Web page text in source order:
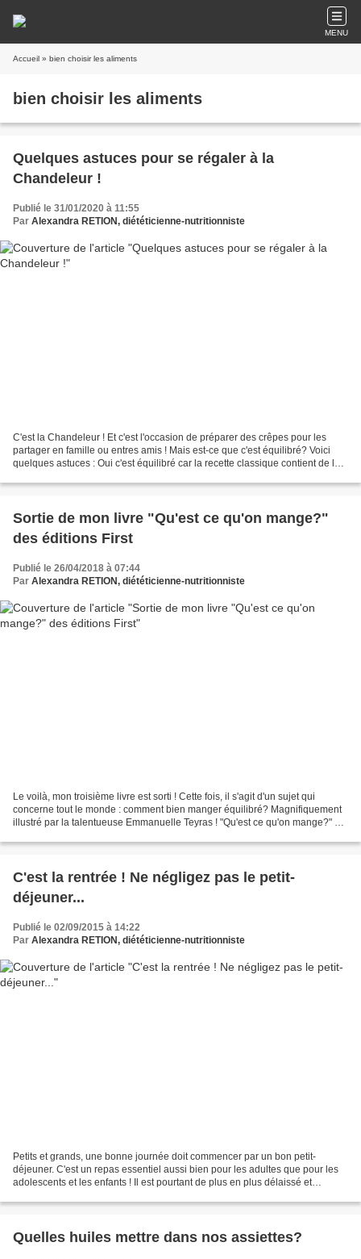
MENU
Accueil » bien choisir les aliments
bien choisir les aliments
Quelques astuces pour se régaler à la
Chandeleur !
Publié le 31/01/2020 à 11:55
Par Alexandra RETION, diététicienne-nutritionniste
C'est la Chandeleur ! Et c'est l'occasion de préparer des crêpes pour les
partager en famille ou entres amis ! Mais est-ce que c'est équilibré? Voici
quelques astuces : Oui c'est équilibré car la recette classique contient de la
Sortie de mon livre "Qu'est ce qu'on mange?"
des éditions First
Publié le 26/04/2018 à 07:44
Par Alexandra RETION, diététicienne-nutritionniste
Le voilà, mon troisième livre est sorti ! Cette fois, il s'agit d'un sujet qui
concerne tout le monde : comment bien manger équilibré? Magnifiquement
illustré par la talentueuse Emmanuelle Teyras ! "Qu'est ce qu'on mange?" est
C'est la rentrée ! Ne négligez pas le petit-
déjeuner...
Publié le 02/09/2015 à 14:22
Par Alexandra RETION, diététicienne-nutritionniste
Petits et grands, une bonne journée doit commencer par un bon petit-
déjeuner. C'est un repas essentiel aussi bien pour les adultes que pour les
adolescents et les enfants ! Il est pourtant de plus en plus délaissé et
Quelles huiles mettre dans nos assiettes?